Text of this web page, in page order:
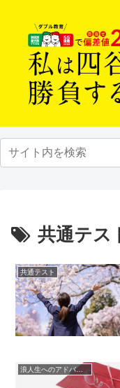
共通テス
共通テスト
浪人生へのアドバイス